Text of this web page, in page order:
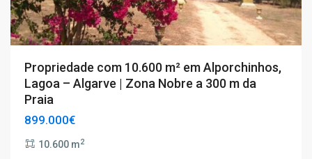
Propriedade com 10.600 m² em Alporchinhos,
Lagoa – Algarve | Zona Nobre a 300 m da
Praia
899.000€
10.600 m2